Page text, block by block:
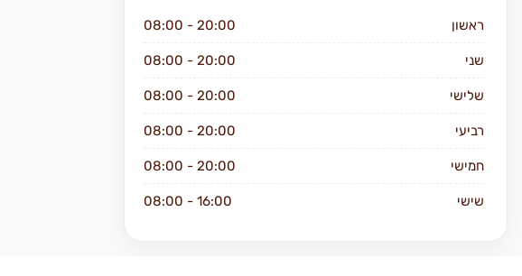
ראשון 08:00 - 20:00
שני 08:00 - 20:00
שלישי 08:00 - 20:00
רביעי 08:00 - 20:00
חמישי 08:00 - 20:00
שישי 08:00 - 16:00